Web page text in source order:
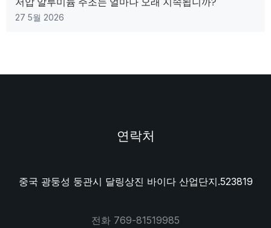
27 5월 2026
연락처
중국 광둥성 둥관시 달링상진 바이다 산업단지.523819
전화 769-81519985